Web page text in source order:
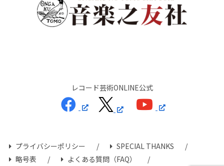
レコード芸術ONLINE公式
プライバシーポリシー
SPECIAL THANKS
略号表
よくある質問（FAQ）